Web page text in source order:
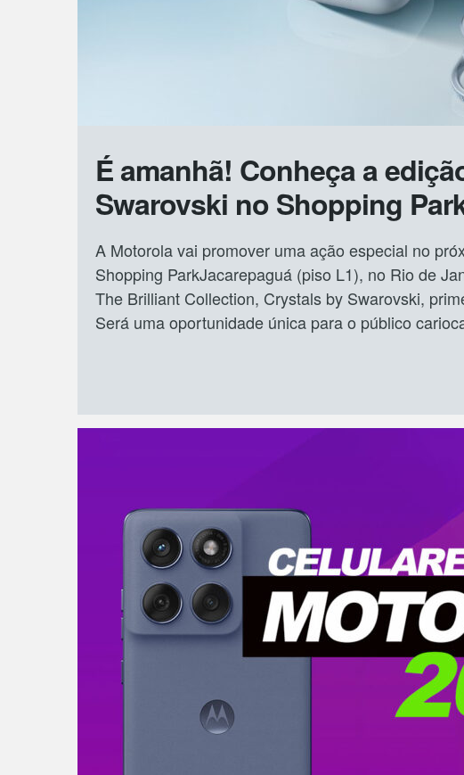
É amanhã! Conheça a
Swarovski no Shopping
A Motorola vai promover uma ação especial no
Shopping ParkJacarepaguá (piso L1), no Rio de
The Brilliant Collection, Crystals by Swarovski,
Será uma oportunidade única para o público